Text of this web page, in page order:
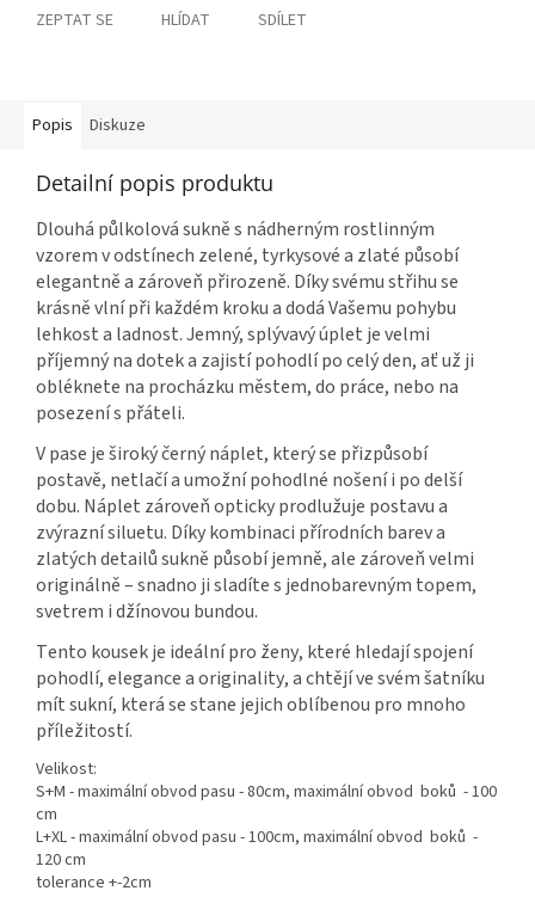
ZEPTAT SE HLÍDAT SDÍLET
Popis Diskuze
Detailní popis produktu
Dlouhá půlkolová sukně s nádherným rostlinným
vzorem v odstínech zelené, tyrkysové a zlaté působí
elegantně a zároveň přirozeně. Díky svému střihu se
krásně vlní při každém kroku a dodá Vašemu pohybu
lehkost a ladnost. Jemný, splývavý úplet je velmi
příjemný na dotek a zajistí pohodlí po celý den, ať už ji
obléknete na procházku městem, do práce, nebo na
posezení s přáteli.
V pase je široký černý náplet, který se přizpůsobí
postavě, netlačí a umožní pohodlné nošení i po delší
dobu. Náplet zároveň opticky prodlužuje postavu a
zvýrazní siluetu. Díky kombinaci přírodních barev a
zlatých detailů sukně působí jemně, ale zároveň velmi
originálně – snadno ji sladíte s jednobarevným topem,
svetrem i džínovou bundou.
Tento kousek je ideální pro ženy, které hledají spojení
pohodlí, elegance a originality, a chtějí ve svém šatníku
mít sukní, která se stane jejich oblíbenou pro mnoho
příležitostí.
Velikost:
S+M - maximální obvod pasu - 80cm, maximální obvod boků - 100
cm
L+XL - maximální obvod pasu - 100cm, maximální obvod boků -
120 cm
tolerance +-2cm